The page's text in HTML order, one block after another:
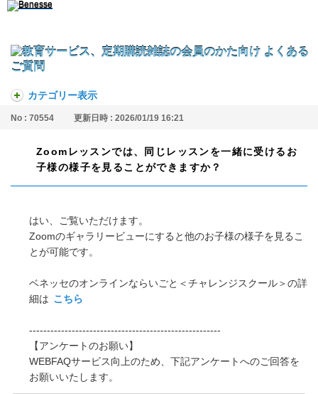
カテゴリー表示
No : 70554 更新日時 : 2026/01/19 16:21
Zoomレッスンでは、同じレッスンを一緒に受けるお
子様の様子を見ることができますか？
はい、ご覧いただけます。
Zoomのギャラリービューにすると他のお子様の様子を見るこ
とが可能です。
ベネッセのオンラインならいごと＜チャレンジスクール＞の詳
細は こちら
------------------------------------------------------
【アンケートのお願い】
WEBFAQサービス向上のため、下記アンケートへのご回答を
お願いいたします。